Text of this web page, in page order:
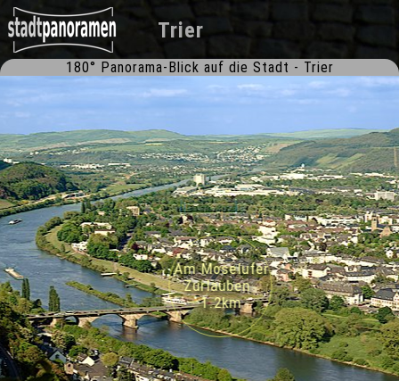
Trier
180° Panorama-Blick auf die Stadt - Trier
Am Moselufer
Zurlauben
1.2km